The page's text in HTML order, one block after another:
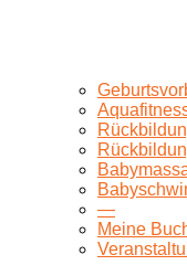
—
Meine